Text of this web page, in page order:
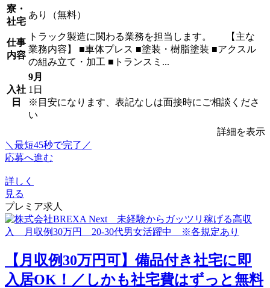
寮・
社宅
あり（無料）
仕事
内容
トラック製造に関わる業務を担当します。 【主な
業務内容】 ■車体プレス ■塗装・樹脂塗装 ■アクスル
の組み立て・加工 ■トランスミ...
入社
日
9月
1日
※目安になります、表記なしは面接時にご相談くださ
い
詳細を表示
＼最短45秒で完了／
応募へ進む
詳しく
見る
プレミア求人
【月収例30万円可】備品付き社宅に即
入居OK！／しかも社宅費はずっと無料